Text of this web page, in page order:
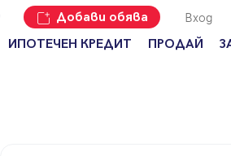
Добави обява Вход
ИПОТЕЧЕН КРЕДИТ ПРОДАЙ